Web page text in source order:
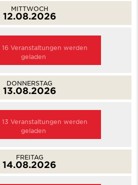
MITTWOCH
12.08.2026
16Veranstaltungen werden
geladen
DONNERSTAG
13.08.2026
13 Veranstaltungen werden
geladen
FREITAG
14.08.2026